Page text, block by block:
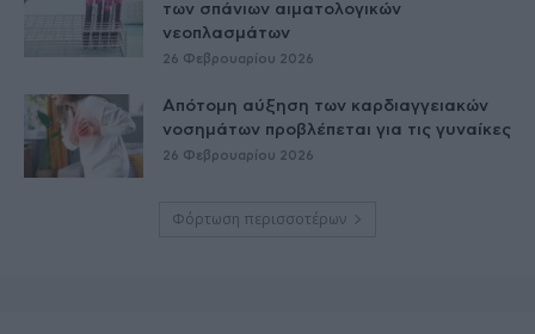
των σπάνιων αιματολογικών
νεοπλασμάτων
26 Φεβρουαρίου 2026
Απότομη αύξηση των καρδιαγγειακών
νοσημάτων προβλέπεται για τις γυναίκες
26 Φεβρουαρίου 2026
Φόρτωση περισσοτέρων